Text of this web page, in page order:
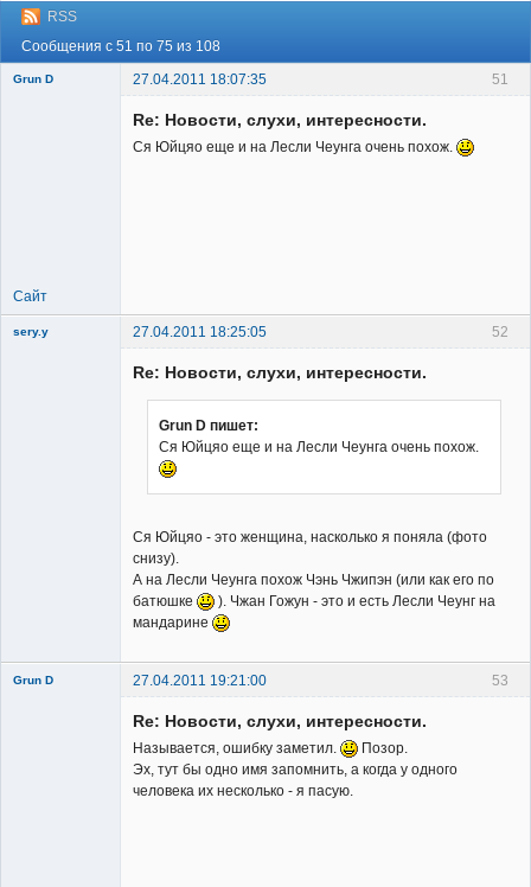
RSS
Сообщения с 51 по 75 из 108
51
Grun D 27.04.2011 18:07:35
Re: Новости, слухи, интересности.
Ся Юйцяо еще и на Лесли Чеунга очень похож.
Сайт
52
sery.y 27.04.2011 18:25:05
Re: Новости, слухи, интересности.
Grun D пишет:
Ся Юйцяо еще и на Лесли Чеунга очень похож.
Ся Юйцяо - это женщина, насколько я поняла (фото
снизу).
А на Лесли Чеунга похож Чэнь Чжипэн (или как его по
батюшке
). Чжан Гожун - это и есть Лесли Чеунг на
мандарине
53
Grun D 27.04.2011 19:21:00
Re: Новости, слухи, интересности.
Называется, ошибку заметил.
Позор.
Эх, тут бы одно имя запомнить, а когда у одного
человека их несколько - я пасую.